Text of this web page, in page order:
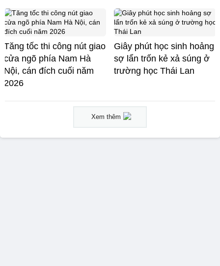
Tăng tốc thi công nút giao
cửa ngõ phía Nam Hà
Nội, cán đích cuối năm
2026
Giây phút học sinh hoảng
sợ lẩn trốn kẻ xả súng ở
trường học Thái Lan
Xem thêm